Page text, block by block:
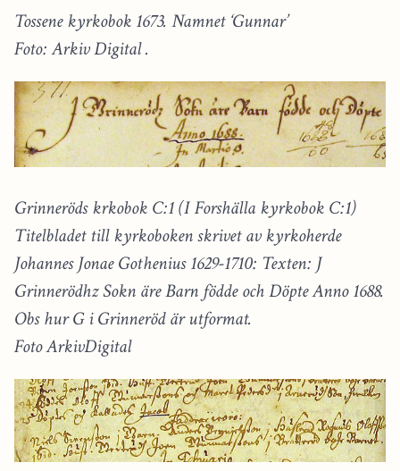
Tossene kyrkobok 1673. Namnet ‘Gunnar’
Foto: Arkiv Digital .
Grinneröds krkobok C:1 (I Forshälla kyrkobok C:1)
Titelbladet till kyrkoboken skrivet av kyrkoherde
Johannes Jonae Gothenius 1629-1710: Texten: J
Grinnerödhz Sokn äre Barn födde och Döpte Anno 1688.
Obs hur G i Grinneröd är utformat.
Foto ArkivDigital